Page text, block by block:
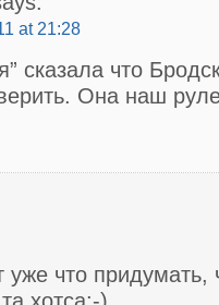
at 21:28
сказала что
Она наш
что придумать,